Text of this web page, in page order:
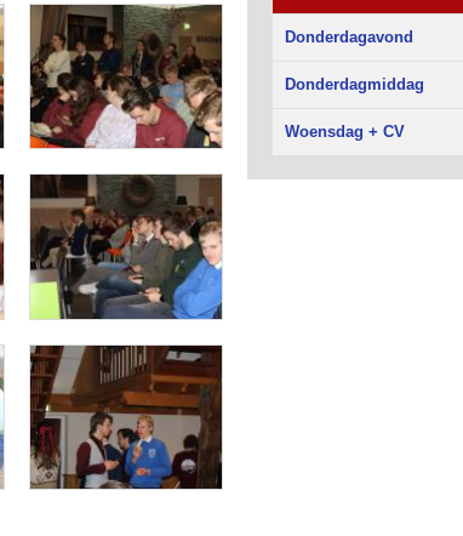
Donderdagavond
Donderdagmiddag
Woensdag + CV